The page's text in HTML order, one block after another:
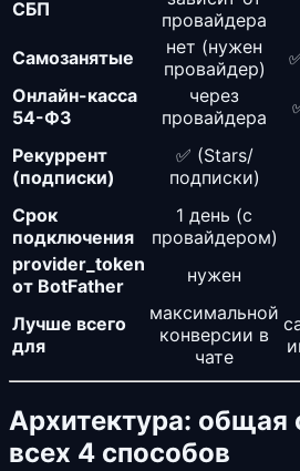
СБП
провайдера
Самозанятые
нет (нужен
провайдер)
Онлайн-касса
54-ФЗ
через
провайдера
Рекуррент
(подписки)
✅ (Stars/
подписки)
Срок
подключения
1 день (с
провайдером)
provider_token
от BotFather
нужен
Лучше всего
для
максимальной
конверсии в
чате
Архитектура: общая
всех 4 способов